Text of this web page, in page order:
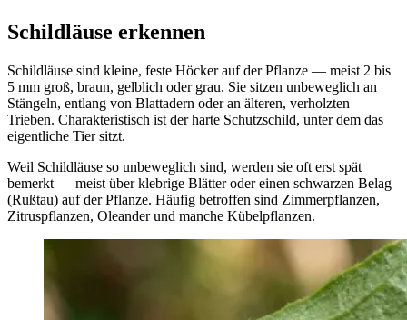
Schildläuse erkennen
Schildläuse sind kleine, feste Höcker auf der Pflanze — meist 2 bis
5 mm groß, braun, gelblich oder grau. Sie sitzen unbeweglich an
Stängeln, entlang von Blattadern oder an älteren, verholzten
Trieben. Charakteristisch ist der harte Schutzschild, unter dem das
eigentliche Tier sitzt.
Weil Schildläuse so unbeweglich sind, werden sie oft erst spät
bemerkt — meist über klebrige Blätter oder einen schwarzen Belag
(Rußtau) auf der Pflanze. Häufig betroffen sind Zimmerpflanzen,
Zitruspflanzen, Oleander und manche Kübelpflanzen.